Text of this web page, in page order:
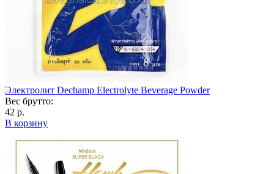
Электролит Dechamp Electrolyte Beverage Powder
Вес брутто:
42 р.
В корзину